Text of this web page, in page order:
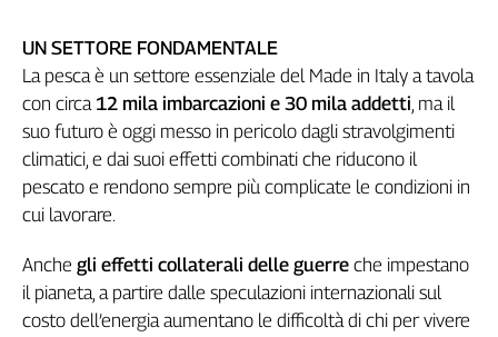
Marche
Piemonte
Puglia
Sardegna
Sicilia
Toscana
Trentino
Valle
D'Aosta
Veneto
UN SETTORE FONDAMENTALE
La pesca è un settore essenziale del Made in Italy a tavola
con circa 12 mila imbarcazioni e 30 mila addetti, ma il
suo futuro è oggi messo in pericolo dagli stravolgimenti
climatici, e dai suoi effetti combinati che riducono il
pescato e rendono sempre più complicate le condizioni in
cui lavorare.
Anche gli effetti collaterali delle guerre che impestano
il pianeta, a partire dalle speculazioni internazionali sul
costo dell’energia aumentano le difficoltà di chi per vivere